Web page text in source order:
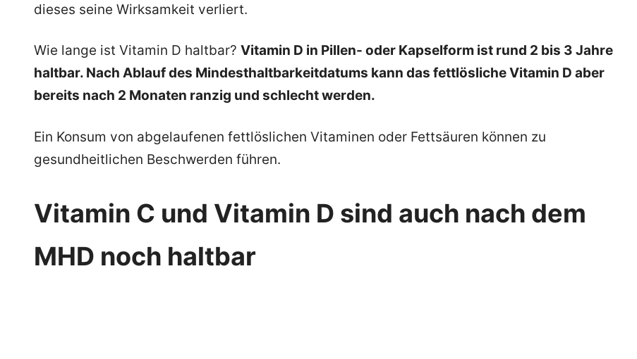
dieses seine Wirksamkeit verliert.
Wie lange ist Vitamin D haltbar? Vitamin D in Pillen- oder Kapselform ist rund 2 bis 3 Jahre
haltbar. Nach Ablauf des Mindesthaltbarkeitdatums kann das fettlösliche Vitamin D aber
bereits nach 2 Monaten ranzig und schlecht werden.
Ein Konsum von abgelaufenen fettlöslichen Vitaminen oder Fettsäuren können zu
gesundheitlichen Beschwerden führen.
Vitamin C und Vitamin D sind auch nach dem
MHD noch haltbar